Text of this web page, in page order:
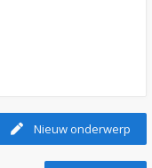
Nieuw onderwerp